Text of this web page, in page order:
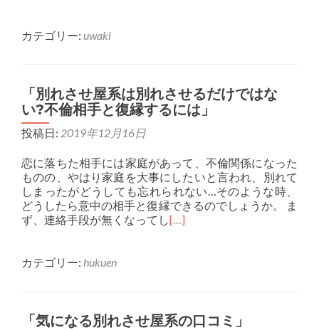
カテゴリー: uwaki
「別れさせ屋系は別れさせるだけではな
い?不倫相手と復縁するには」
投稿日: 2019年12月16日
恋に落ちた相手には家庭があって、不倫関係になった
ものの、やはり家庭を大事にしたいと言われ、別れて
しまったがどうしても忘れられない…そのような時、
どうしたら意中の相手と復縁できるのでしょうか。 ま
ず、連絡手段が無くなってし[…]
カテゴリー: hukuen
「気になる別れさせ屋系の口コミ」